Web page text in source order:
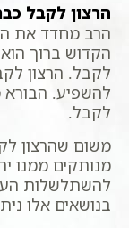
הרצון לקבל
הרב מחדד את
הקדוש ברוך
לקבל. הרצון
להשפיע. הבורא
לקבל.
משום שהרצון
מנותקים ממנו
להשתלשלות
בנושאים אלו